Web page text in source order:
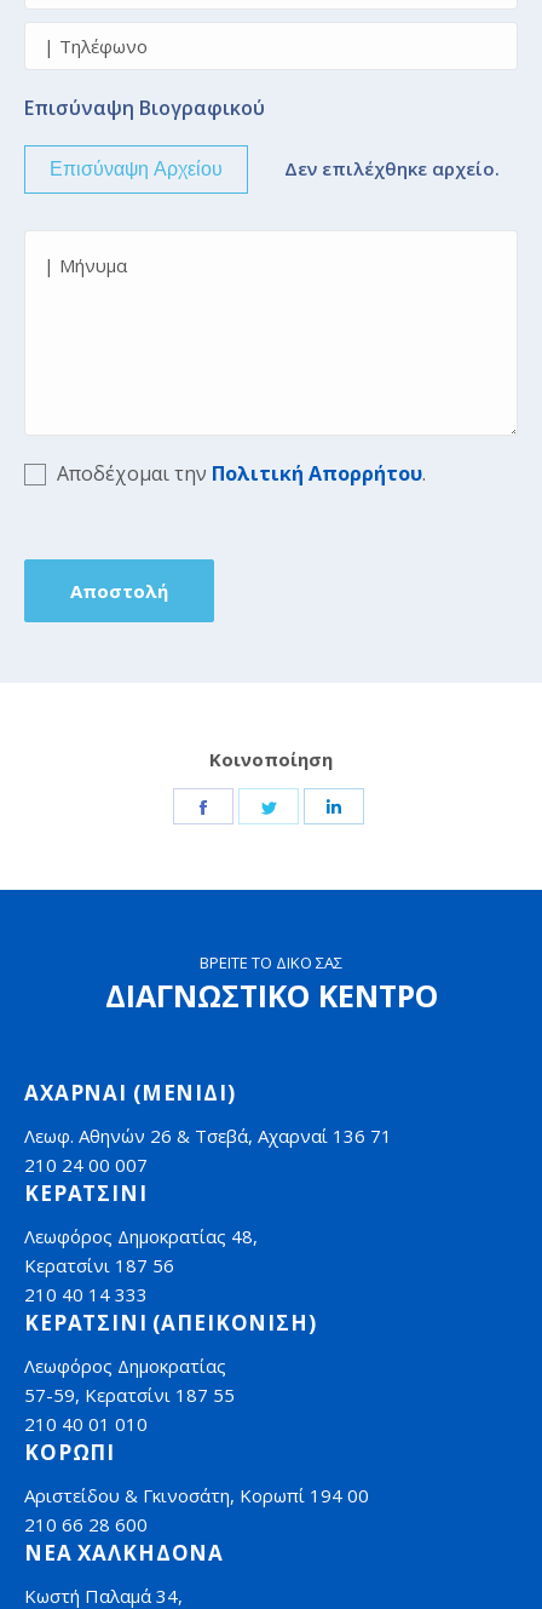
Επισύναψη Βιογραφικού
Δεν επιλέχθηκε αρχείο.
Αποδέχομαι την Πολιτική Απορρήτου.
Κοινοποίηση
Share
Share
ΒΡΕΙΤΕ ΤΟ ΔΙΚΟ ΣΑΣ
ΔΙΑΓΝΩΣΤΙΚΟ ΚΕΝΤΡΟ
ΑΧΑΡΝΑΙ (ΜΕΝΙΔΙ)
Λεωφ. Αθηνών 26 & Τσεβά, Αχαρναί 136 71
210 24 00 007
ΚΕΡΑΤΣΙΝΙ
Λεωφόρος Δημοκρατίας 48,
Κερατσίνι 187 56
210 40 14 333
ΚΕΡΑΤΣΙΝΙ (ΑΠΕΙΚΟΝΙΣΗ)
Λεωφόρος Δημοκρατίας
57-59, Κερατσίνι 187 55
210 40 01 010
ΚΟΡΩΠΙ
Αριστείδου & Γκινοσάτη, Κορωπί 194 00
210 66 28 600
ΝΕΑ ΧΑΛΚΗΔΟΝΑ
Κωστή Παλαμά 34,